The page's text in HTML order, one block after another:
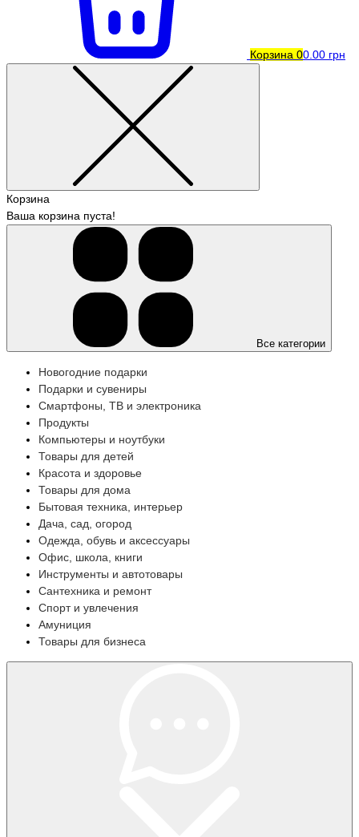
Корзина 00.00 грн
Корзина
Ваша корзина пуста!
Все категории
Новогодние подарки
Подарки и сувениры
Смартфоны, ТВ и электроника
Продукты
Компьютеры и ноутбуки
Товары для детей
Красота и здоровье
Товары для дома
Бытовая техника, интерьер
Дача, сад, огород
Одежда, обувь и аксессуары
Офис, школа, книги
Инструменты и автотовары
Сантехника и ремонт
Спорт и увлечения
Амуниция
Товары для бизнеса